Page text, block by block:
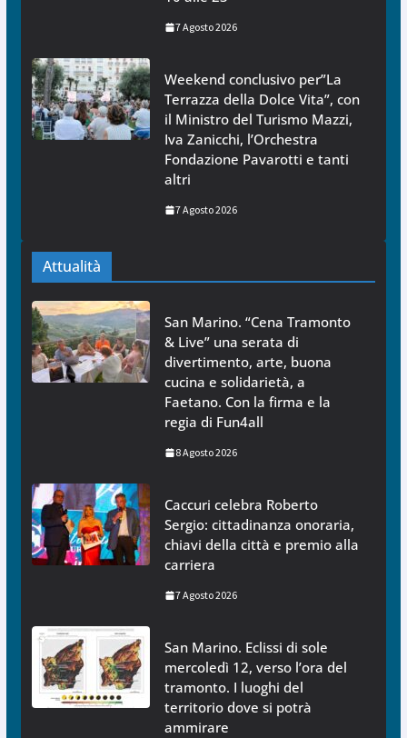
7 Agosto 2026
Weekend conclusivo per”La
Terrazza della Dolce Vita”, con
il Ministro del Turismo Mazzi,
Iva Zanicchi, l’Orchestra
Fondazione Pavarotti e tanti
altri
7 Agosto 2026
Attualità
San Marino. “Cena Tramonto
& Live” una serata di
divertimento, arte, buona
cucina e solidarietà, a
Faetano. Con la firma e la
regia di Fun4all
8 Agosto 2026
Caccuri celebra Roberto
Sergio: cittadinanza onoraria,
chiavi della città e premio alla
carriera
7 Agosto 2026
San Marino. Eclissi di sole
mercoledì 12, verso l’ora del
tramonto. I luoghi del
territorio dove si potrà
ammirare